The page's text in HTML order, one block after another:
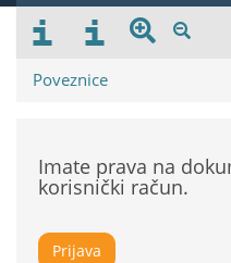
Poveznice
Imate prava na
korisnički račun.
Prijava